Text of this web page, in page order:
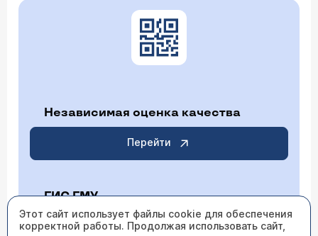
Независимая оценка качества
Перейти
ГИС ГМУ
Перейти
Этот сайт использует файлы cookie для обеспечения
корректной работы. Продолжая использовать сайт,